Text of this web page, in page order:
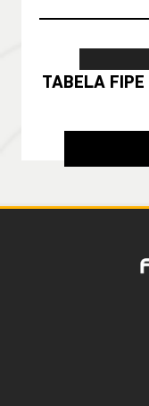
TABELA FIPE NO SEU SEMINOVO + TAXA